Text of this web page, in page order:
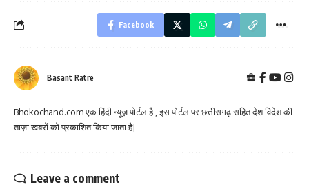
Facebook
Basant Ratre
Bhokochand.com एक हिंदी न्यूज़ पोर्टल है , इस पोर्टल पर छत्तीसगढ़ सहित देश विदेश की
ताज़ा खबरों को प्रकाशित किया जाता है|
Leave a comment